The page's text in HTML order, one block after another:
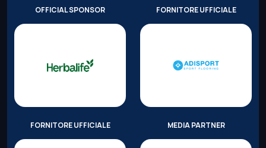
OFFICIAL SPONSOR FORNITORE UFFICIALE
FORNITORE UFFICIALE MEDIA PARTNER